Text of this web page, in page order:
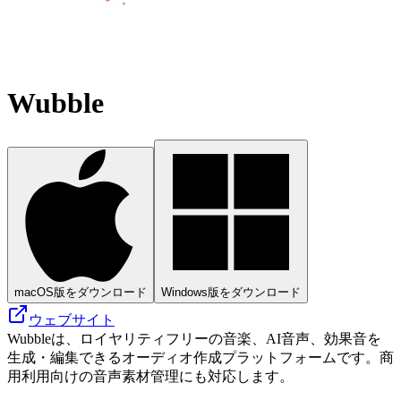
Wubble
macOS版をダウンロード Windows版をダウンロード
ウェブサイト
Wubbleは、ロイヤリティフリーの音楽、AI音声、効果音を
生成・編集できるオーディオ作成プラットフォームです。商
用利用向けの音声素材管理にも対応します。